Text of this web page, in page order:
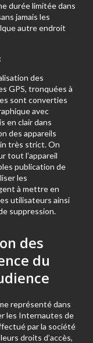
jamais les
autre endroit
des
GPS, tronquées à
sont converties
avec
en clair dans
des appareils
très strict. On
publication de
les
à mettre en
suppression.
des
du
représenté dans
les Internautes de
par la société